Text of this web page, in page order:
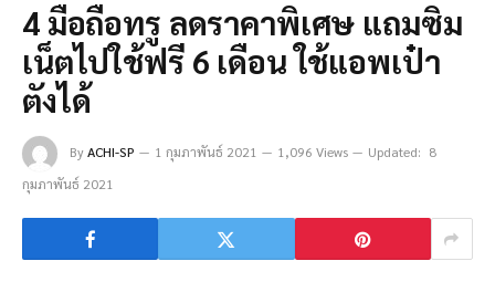
4 มือถือทรู ลดราคาพิเศษ แถมซิม
เน็ตไปใช้ฟรี 6 เดือน ใช้แอพเป๋า
ตังได้
ByACHI-SP 1 กุมภาพันธ์ 2021 1,096 Views Updated: 8
กุมภาพันธ์ 2021